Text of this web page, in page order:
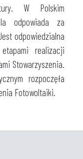
W Polskim
odpowiada za
odpowiedzialna
realizacji
Stowarzyszenia.
rozpoczęła
Fotowoltaiki.